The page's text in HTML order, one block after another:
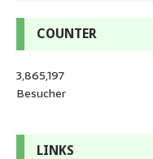
COUNTER
3,865,197
Besucher
LINKS